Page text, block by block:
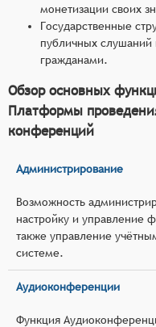
монетизации своих
Государственные
публичных слушаний
гражданами.
Обзор основных
Платформы
конференций
Администрирование
Возможность
настройку и управление
также управление
системе.
Аудиоконференции
Функция